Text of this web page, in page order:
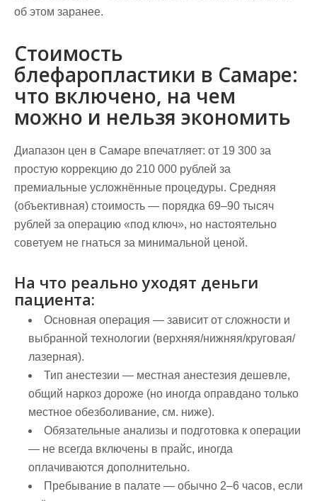
об этом заранее.
Стоимость
блефаропластики в Самаре:
что включено, на чем
можно и нельзя экономить
Диапазон цен в Самаре впечатляет: от 19 300 за
простую коррекцию до 210 000 рублей за
премиальные усложнённые процедуры. Средняя
(объективная) стоимость — порядка 69–90 тысяч
рублей за операцию «под ключ», но настоятельно
советуем не гнаться за минимальной ценой.
На что реально уходят деньги
пациента:
Основная операция — зависит от сложности и
выбранной технологии (верхняя/нижняя/круговая/
лазерная).
Тип анестезии — местная анестезия дешевле,
общий наркоз дороже (но иногда оправдано только
местное обезболивание, см. ниже).
Обязательные анализы и подготовка к операции
— не всегда включены в прайс, иногда
оплачиваются дополнительно.
Пребывание в палате — обычно 2–6 часов, если